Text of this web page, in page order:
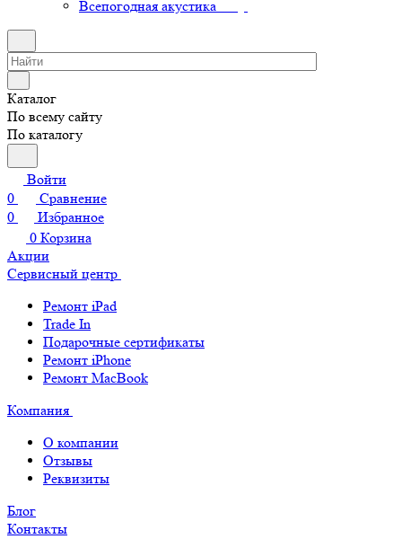
Всепогодная акустика
Каталог
По всему сайту
По каталогу
Войти
0
Сравнение
0
Избранное
0 Корзина
Акции
Сервисный центр
Ремонт iPad
Trade In
Подарочные сертификаты
Ремонт iPhone
Ремонт MacBook
Компания
О компании
Отзывы
Реквизиты
Блог
Контакты